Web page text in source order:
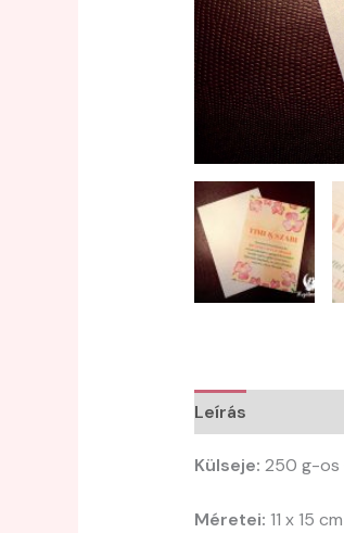
Leírás
Külseje: 250 g-os
Méretei: 11 x 15 cm